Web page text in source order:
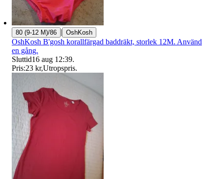
80 (9-12 M)/86 | OshKosh
OshKosh B'gosh korallfärgad baddräkt, storlek 12M. Använd
en gång.
Sluttid16 aug 12:39.
Pris:23 kr,Utropspris.